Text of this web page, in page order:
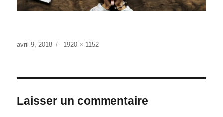
Publié
avril 9, 2018
Taille
1920 × 1152
Laisser un commentaire